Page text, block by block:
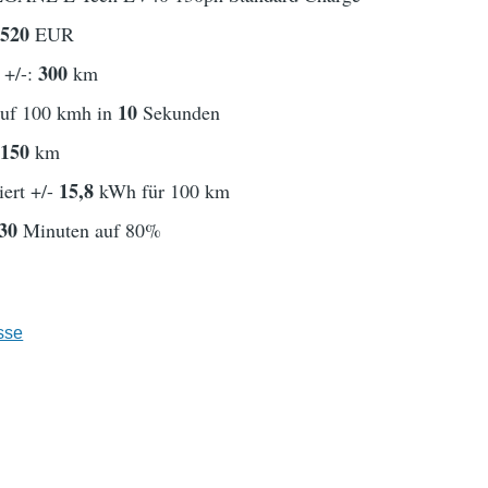
EUR
+/-:300 km
100 kmh in 10 Sekunden
150 km
+/- 15,8 kWh für 100 km
Minuten auf 80%